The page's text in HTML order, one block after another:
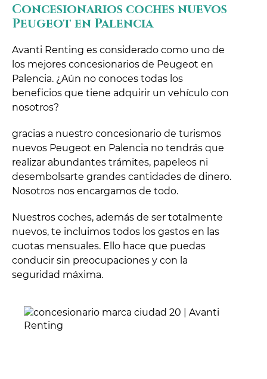
Concesionarios coches nuevos
Peugeot en Palencia
Avanti Renting es considerado como uno de
los mejores concesionarios de Peugeot en
Palencia. ¿Aún no conoces todas los
beneficios que tiene adquirir un vehículo con
nosotros?
gracias a nuestro concesionario de turismos
nuevos Peugeot en Palencia no tendrás que
realizar abundantes trámites, papeleos ni
desembolsarte grandes cantidades de dinero.
Nosotros nos encargamos de todo.
Nuestros coches, además de ser totalmente
nuevos, te incluimos todos los gastos en las
cuotas mensuales. Ello hace que puedas
conducir sin preocupaciones y con la
seguridad máxima.